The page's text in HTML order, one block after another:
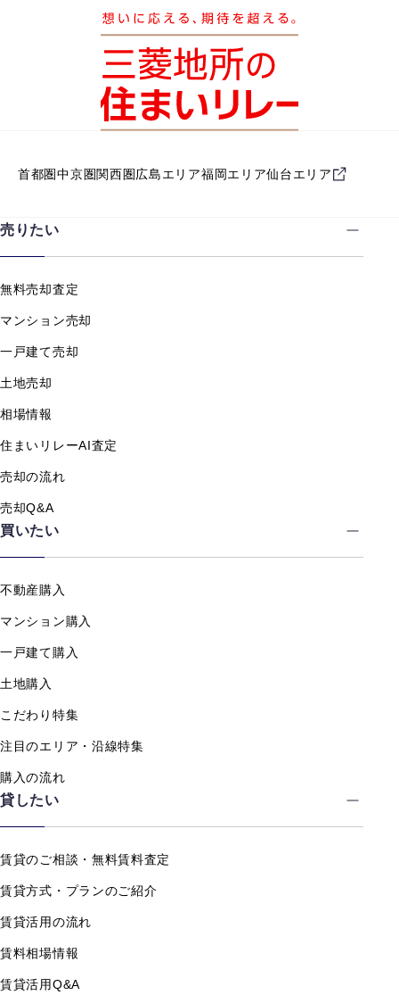
首都圏中京圏関西圏広島エリア福岡エリア仙台エリア
売りたい
無料売却査定
マンション売却
一戸建て売却
土地売却
相場情報
住まいリレーAI査定
売却の流れ
売却Q&A
買いたい
不動産購入
マンション購入
一戸建て購入
土地購入
こだわり特集
注目のエリア・沿線特集
購入の流れ
貸したい
賃貸のご相談・無料賃料査定
賃貸方式・プランのご紹介
賃貸活用の流れ
賃料相場情報
賃貸活用Q&A